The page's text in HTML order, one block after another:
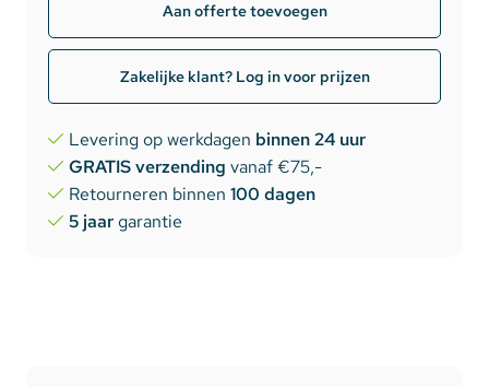
Aan offerte toevoegen
Zakelijke klant? Log in voor prijzen
Levering op werkdagen binnen 24 uur
GRATIS verzending vanaf €75,-
Retourneren binnen 100 dagen
5 jaargarantie